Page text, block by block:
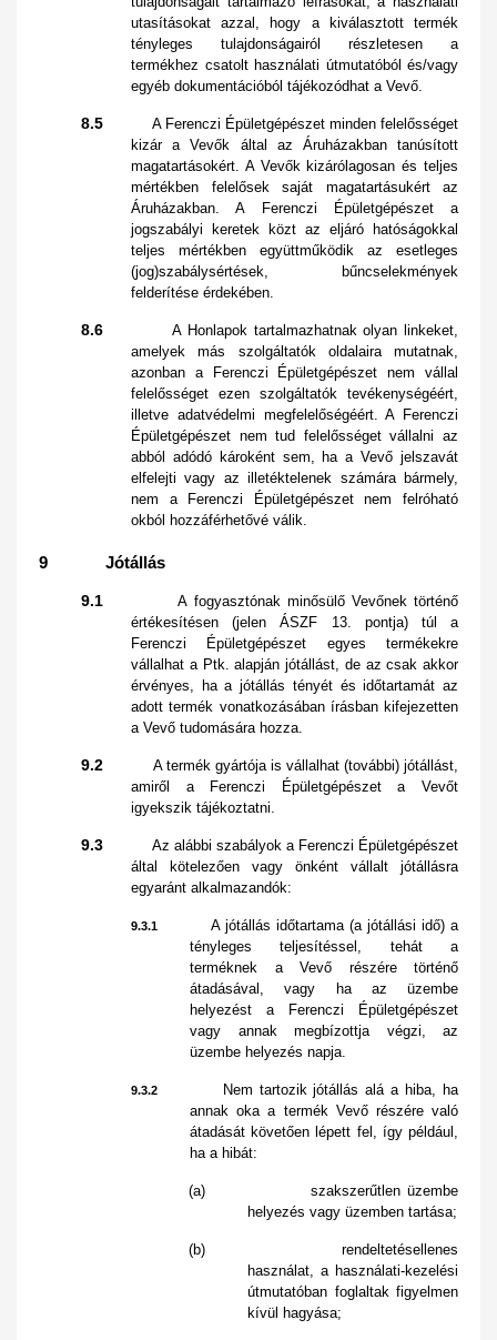
utasításokat azzal, hogy a kiválasztott termék
tényleges tulajdonságairól részletesen a
termékhez csatolt használati útmutatóból és/vagy
egyéb dokumentációból tájékozódhat a Vevő.
8.5 A Ferenczi Épületgépészet minden felelősséget
kizár a Vevők által az Áruházakban tanúsított
magatartásokért. A Vevők kizárólagosan és teljes
mértékben felelősek saját magatartásukért az
Áruházakban. A Ferenczi Épületgépészet a
jogszabályi keretek közt az eljáró hatóságokkal
teljes mértékben együttműködik az esetleges
(jog)szabálysértések, bűncselekmények
felderítése érdekében.
8.6A Honlapok tartalmazhatnak olyan linkeket,
amelyek más szolgáltatók oldalaira mutatnak,
azonban a Ferenczi Épületgépészet nem vállal
felelősséget ezen szolgáltatók tevékenységéért,
illetve adatvédelmi megfelelőségéért. A Ferenczi
Épületgépészet nem tud felelősséget vállalni az
abból adódó károként sem, ha a Vevő jelszavát
elfelejti vagy az illetéktelenek számára bármely,
nem a Ferenczi Épületgépészet nem felróható
okból hozzáférhetővé válik.
9 Jótállás
9.1A fogyasztónak minősülő Vevőnek történő
értékesítésen (jelen ÁSZF 13. pontja) túl a
Ferenczi Épületgépészet egyes termékekre
vállalhat a Ptk. alapján jótállást, de az csak akkor
érvényes, ha a jótállás tényét és időtartamát az
adott termék vonatkozásában írásban kifejezetten
a Vevő tudomására hozza.
9.2 A termék gyártója is vállalhat (további) jótállást,
amiről a Ferenczi Épületgépészet a Vevőt
igyekszik tájékoztatni.
9.3 Az alábbi szabályok a Ferenczi Épületgépészet
által kötelezően vagy önként vállalt jótállásra
egyaránt alkalmazandók:
9.3.1A jótállás időtartama (a jótállási idő) a
tényleges teljesítéssel, tehát a
terméknek a Vevő részére történő
átadásával, vagy ha az üzembe
helyezést a Ferenczi Épületgépészet
vagy annak megbízottja végzi, az
üzembe helyezés napja.
9.3.2
Nem tartozik jótállás alá a hiba, ha
annak oka a termék Vevő részére való
átadását követően lépett fel, így például,
ha a hibát:
(a) szakszerűtlen üzembe
helyezés vagy üzemben tartása;
(b) rendeltetésellenes
használat, a használati-kezelési
útmutatóban foglaltak figyelmen
kívül hagyása;